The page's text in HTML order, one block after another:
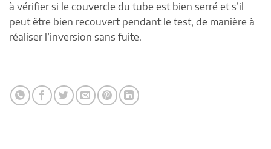
à vérifier si le couvercle du tube est bien serré et s’il
peut être bien recouvert pendant le test, de manière à
réaliser l’inversion sans fuite.